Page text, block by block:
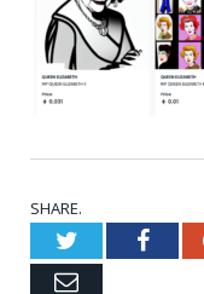
SHARE.
Twitter
Email